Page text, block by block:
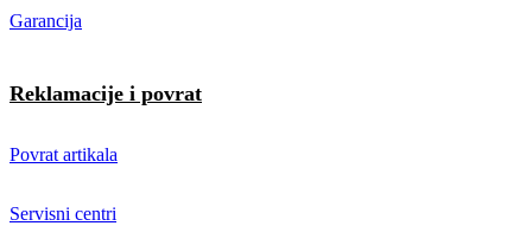
Garancija
Reklamacije i povrat
Povrat artikala
Servisni centri